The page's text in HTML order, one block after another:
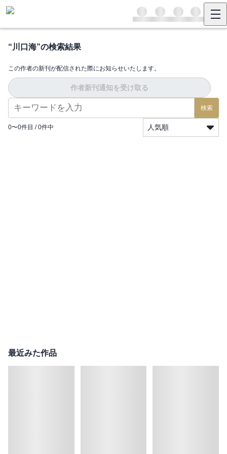
“ 川口海”の検索結果
この作者の新刊が配信された際にお知らせいたします。
作者新刊通知を受け取る
検索
0〜0件目 / 0件中 人気順
最近みた作品